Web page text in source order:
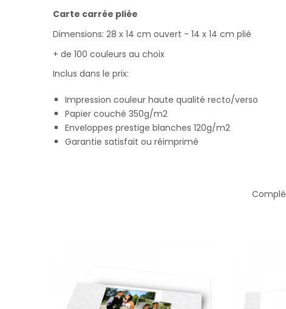
Carte carrée pliée
Dimensions: 28 x 14 cm ouvert - 14 x 14 cm plié
+ de 100 couleurs au choix
Inclus dans le prix:
Impression couleur haute qualité recto/verso
Papier couché 350g/m2
Enveloppes prestige blanches 120g/m2
Garantie satisfait ou réimprimé